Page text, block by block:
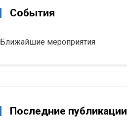
События
Ближайшие мероприятия
Последние публикации